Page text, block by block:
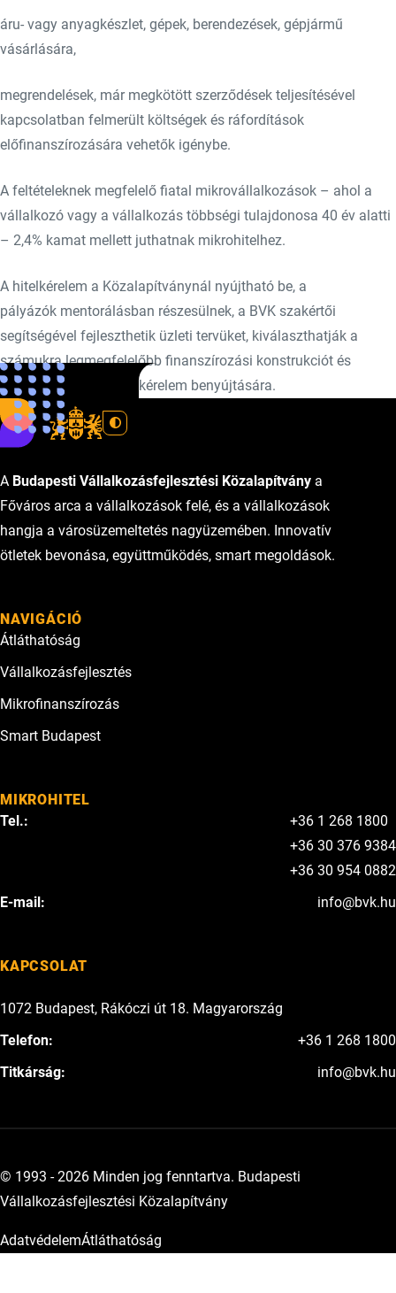
áru- vagy anyagkészlet, gépek, berendezések, gépjármű
vásárlására,
megrendelések, már megkötött szerződések teljesítésével
kapcsolatban felmerült költségek és ráfordítások
előfinanszírozására vehetők igénybe.
A feltételeknek megfelelő fiatal mikrovállalkozások – ahol a
vállalkozó vagy a vállalkozás többségi tulajdonosa 40 év alatti
– 2,4% kamat mellett juthatnak mikrohitelhez.
A hitelkérelem a Közalapítványnál nyújtható be, a
pályázók mentorálásban részesülnek, a BVK szakértői
segítségével fejleszthetik üzleti tervüket, kiválaszthatják a
számukra legmegfelelőbb finanszírozási konstrukciót és
felkészülhetnek a hitelkérelem benyújtására.
A Budapesti Vállalkozásfejlesztési Közalapítvány a
Főváros arca a vállalkozások felé, és a vállalkozások
hangja a városüzemeltetés nagyüzemében. Innovatív
ötletek bevonása, együttműködés, smart megoldások.
NAVIGÁCIÓ
Átláthatóság
Vállalkozásfejlesztés
Mikrofinanszírozás
Smart Budapest
MIKROHITEL
Tel.:
+36 1 268 1800
+36 30 376 9384
+36 30 954 0882
E-mail:
info@bvk.hu
KAPCSOLAT
1072 Budapest, Rákóczi út 18. Magyarország
Telefon:
+36 1 268 1800
Titkárság:
info@bvk.hu
© 1993 - 2026 Minden jog fenntartva. Budapesti
Vállalkozásfejlesztési Közalapítvány
AdatvédelemÁtláthatóság